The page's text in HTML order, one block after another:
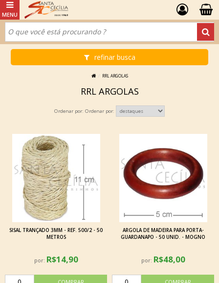
refinar busca
RRL ARGOLAS
RRL ARGOLAS
Ordenar por:
SISAL TRANÇADO 3MM - REF. 500/2 - 50
METROS
por: R$14,90
ARGOLA DE MADEIRA PARA PORTA-
GUARDANAPO - 50 UNID. - MOGNO
por: R$48,00